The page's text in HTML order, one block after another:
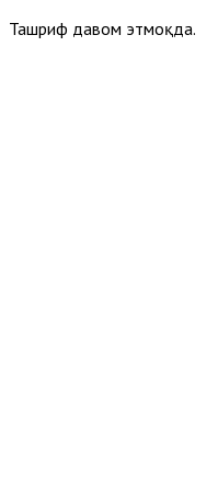
Ташриф давом этмоқда.